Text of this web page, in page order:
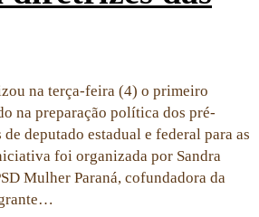
na terça-feira (4) o primeiro
na preparação política dos pré-
deputado estadual e federal para as
foi organizada por Sandra
Mulher Paraná, cofundadora da